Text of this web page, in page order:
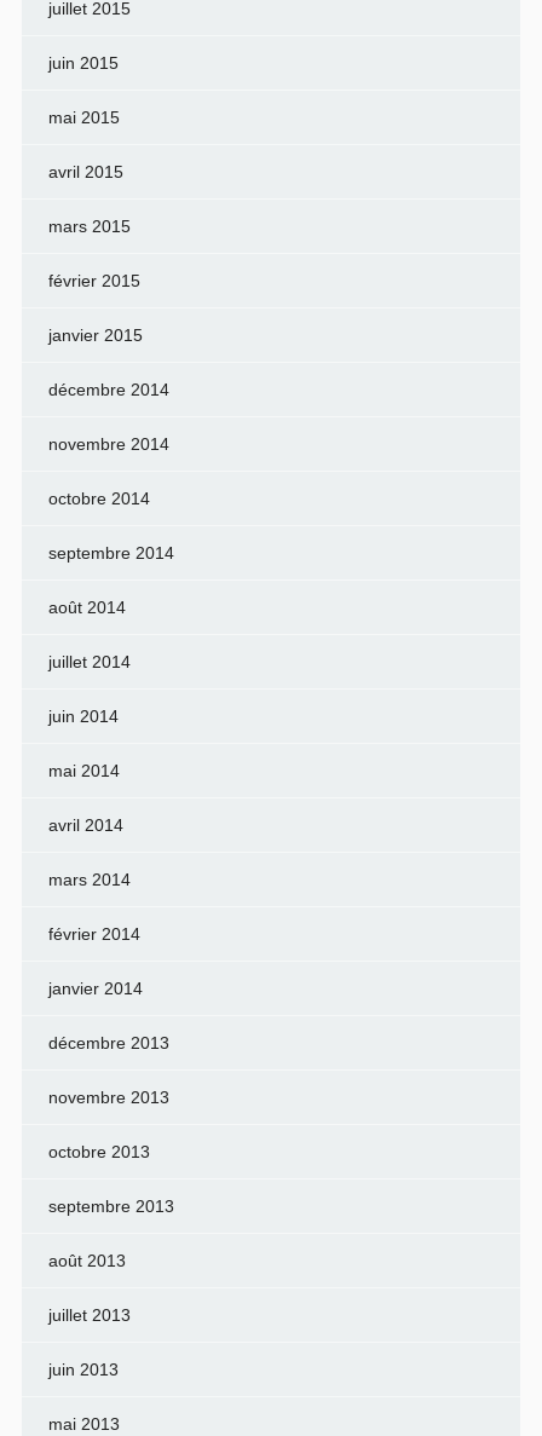
juillet 2015
juin 2015
mai 2015
avril 2015
mars 2015
février 2015
janvier 2015
décembre 2014
novembre 2014
octobre 2014
septembre 2014
août 2014
juillet 2014
juin 2014
mai 2014
avril 2014
mars 2014
février 2014
janvier 2014
décembre 2013
novembre 2013
octobre 2013
septembre 2013
août 2013
juillet 2013
juin 2013
mai 2013